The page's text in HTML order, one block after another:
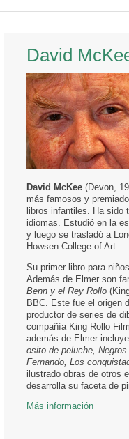
David
David McKee (Devon,
más famosos y
libros infantiles. Ha sido
idiomas. Estudió en la
y luego se trasladó a
Howsen College of Art.
Su primer libro para
Además de Elmer son
Benn y el Rey Rollo
BBC. Este fue el origen
productor de series de
compañía King Rollo
además de Elmer
osito de peluche,
Fernando, Los
ilustrado obras de otros
desarrolla su faceta de
Más información